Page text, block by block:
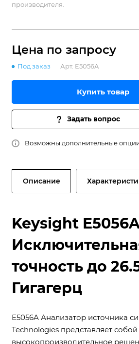
производителя.
Цена по запросу
Под заказ Арт. E5056A
Купить товар
Задать вопрос
Возможны дополнительные
Описание
Keysight
точность до
Гигагерц
E5056A Анализатор источника
Technologies представляет
высокопроизводительное